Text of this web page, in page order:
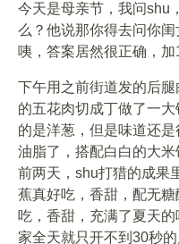
今天是母亲节，我问shu
么？他说那你得去问你闺
咦，答案居然很正确，加
下午用之前街道发的后
的五花肉切成丁做了一
的是洋葱，但是味道还
油脂了，搭配白白的大
前两天，shu打猎的成果
蕉真好吃，香甜，配无
吃，香甜，充满了夏天
家全天就只开不到30秒